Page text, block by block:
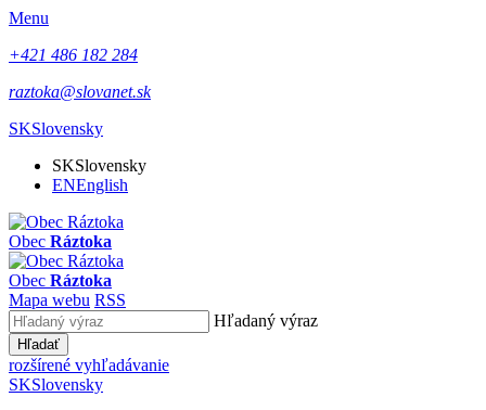
Menu
+421 486 182 284
raztoka@slovanet.sk
SKSlovensky
SKSlovensky
ENEnglish
Obec Ráztoka
Obec Ráztoka
Mapa webu RSS
Hľadaný výraz
Hľadať
rozšírené vyhľadávanie
SKSlovensky